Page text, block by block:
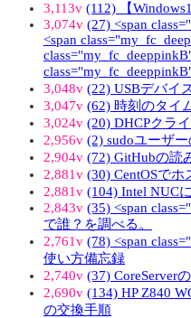
3,113v (112) 【
3,074v (27) <span
<span
3,048v (22) USBデバイ
3,047v (62) 時刻のタイ
3,024v (20) DHCPクラ
2,956v (2) sudoユーザ
2,904v (72) GitHubの読
2,881v (30) CentOSでホ
2,881v (104) Intel NUC
2,843v (35) <span
で誰？を調べる。
2,761v (78) <span
使い方備忘録
2,740v (37) CoreServer
2,690v (134) HP Z840
の交換手順